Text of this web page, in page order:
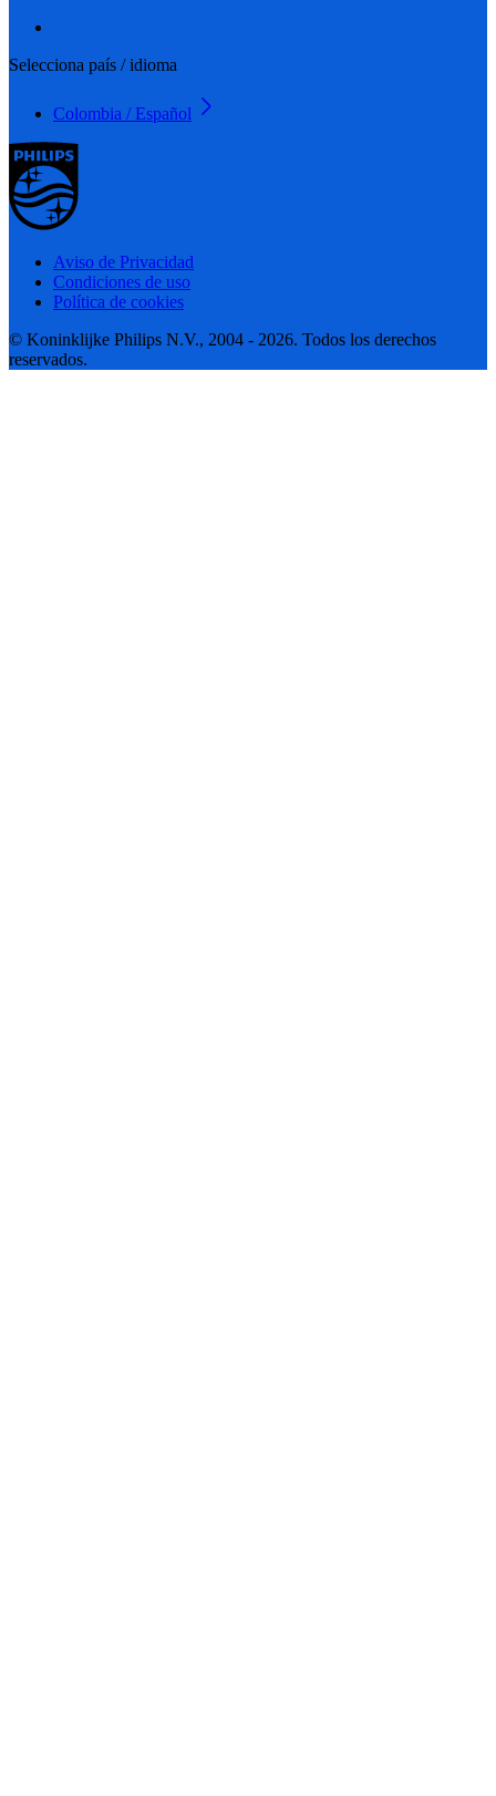
Selecciona país / idioma
Colombia / Español
Aviso de Privacidad
Condiciones de uso
Política de cookies
© Koninklijke Philips N.V., 2004 - 2026. Todos los derechos
reservados.